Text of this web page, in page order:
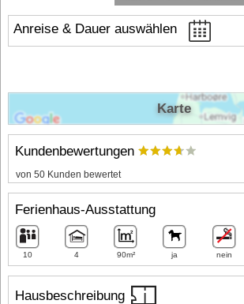
Anreise & Dauer auswählen
Hausbeschreibung
Kundenbewertungen
von 50 Kunden bewertet
Ferienhaus-Ausstattung
10 4 90m² ja nein
Karte